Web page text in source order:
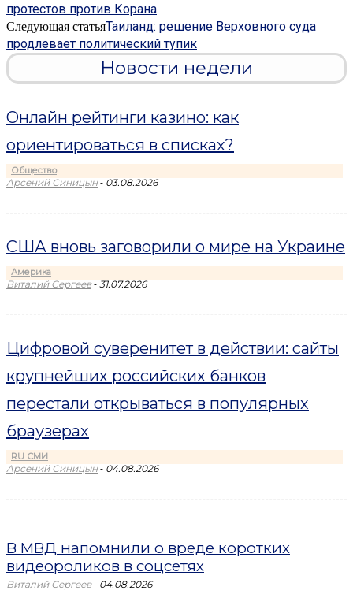
протестов против Корана
Следующая статьяТаиланд: решение Верховного суда
продлевает политический тупик
Новости недели
Онлайн рейтинги казино: как
ориентироваться в списках?
Общество
Арсений Синицын - 03.08.2026
США вновь заговорили о мире на Украине
Америка
Виталий Сергеев - 31.07.2026
Цифровой суверенитет в действии: сайты
крупнейших российских банков
перестали открываться в популярных
браузерах
RU СМИ
Арсений Синицын - 04.08.2026
В МВД напомнили о вреде коротких
видеороликов в соцсетях
Виталий Сергеев - 04.08.2026